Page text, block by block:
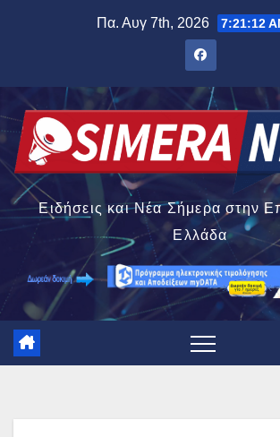
Πα. Αυγ 7th, 2026 7:21:13
Ειδήσεις και Νέα Σήμερα στην
Ελλάδα